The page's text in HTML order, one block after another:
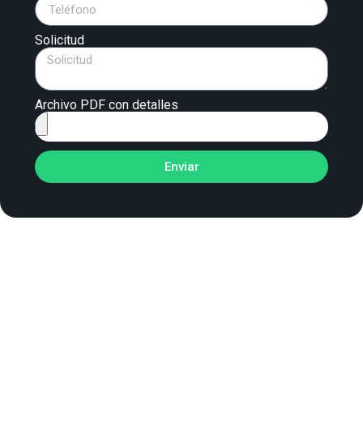
Solicitud
Archivo PDF con detalles
Enviar